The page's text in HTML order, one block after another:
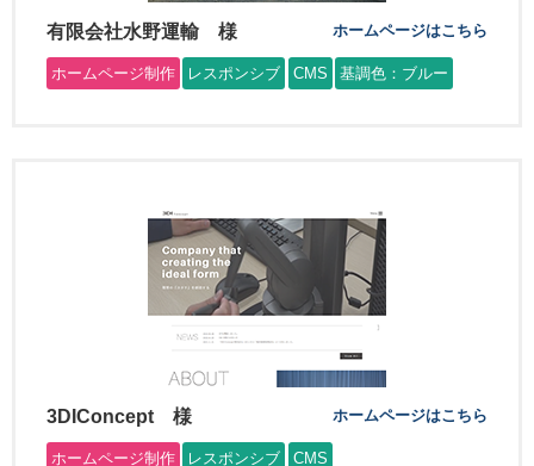
有限会社水野運輸 様 ホームページはこちら
ホームページ制作 レスポンシブ CMS 基調色：ブルー
3DIConcept 様 ホームページはこちら
ホームページ制作 レスポンシブ CMS